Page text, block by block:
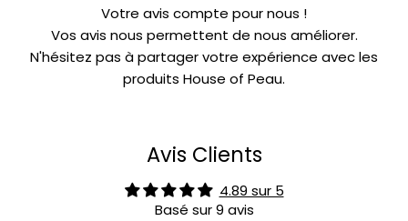
Votre avis compte pour nous !
Vos avis nous permettent de nous améliorer.
N'hésitez pas à partager votre expérience avec les
produits House of Peau.
Avis Clients
4.89 sur 5
Basé sur 9 avis